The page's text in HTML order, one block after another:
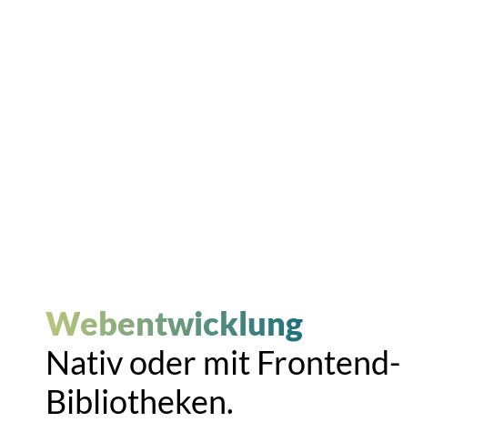
Webentwicklung
Nativ oder mit Frontend-
Bibliotheken.